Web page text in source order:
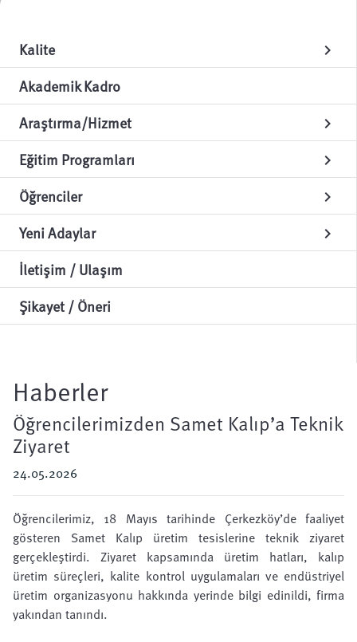
Kalite chevron_right
Akademik Kadro
Araştırma/Hizmet
chevron_right
Eğitim Programları chevron_right
Öğrenciler chevron_right
Yeni Adaylar chevron_right
İletişim / Ulaşım
Şikayet / Öneri
Haberler
Öğrencilerimizden Samet Kalıp’a Teknik
Ziyaret
24.05.2026
Öğrencilerimiz, 18 Mayıs tarihinde Çerkezköy’de faaliyet
gösteren Samet Kalıp üretim tesislerine teknik ziyaret
gerçekleştirdi. Ziyaret kapsamında üretim hatları, kalıp
üretim süreçleri, kalite kontrol uygulamaları ve endüstriyel
üretim organizasyonu hakkında yerinde bilgi edinildi, firma
yakından tanındı.